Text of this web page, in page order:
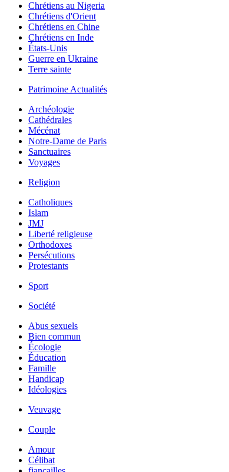
Chrétiens au Nigeria
Chrétiens d'Orient
Chrétiens en Chine
Chrétiens en Inde
États-Unis
Guerre en Ukraine
Terre sainte
Patrimoine Actualités
Archéologie
Cathédrales
Mécénat
Notre-Dame de Paris
Sanctuaires
Voyages
Religion
Catholiques
Islam
JMJ
Liberté religieuse
Orthodoxes
Persécutions
Protestants
Sport
Société
Abus sexuels
Bien commun
Écologie
Éducation
Famille
Handicap
Idéologies
Veuvage
Couple
Amour
Célibat